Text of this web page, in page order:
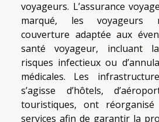
voyageurs. L’assurance
marqué, les voyageurs
couverture adaptée aux
santé voyageur, incluant
risques infectieux ou
médicales. Les
s’agisse d’hôtels,
touristiques, ont
services afin de garantir la